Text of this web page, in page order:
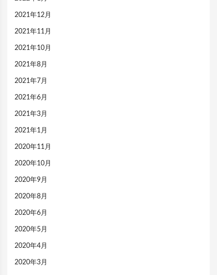
2021年12月
2021年11月
2021年10月
2021年8月
2021年7月
2021年6月
2021年3月
2021年1月
2020年11月
2020年10月
2020年9月
2020年8月
2020年6月
2020年5月
2020年4月
2020年3月